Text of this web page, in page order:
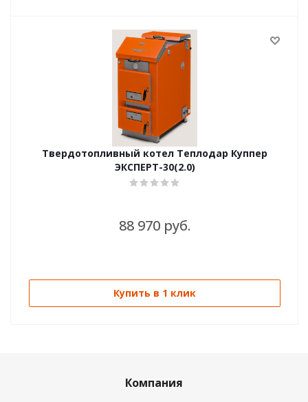
Твердотопливный котел Теплодар Куппер
ЭКСПЕРТ-30(2.0)
88 970 руб.
Купить в 1 клик
Компания